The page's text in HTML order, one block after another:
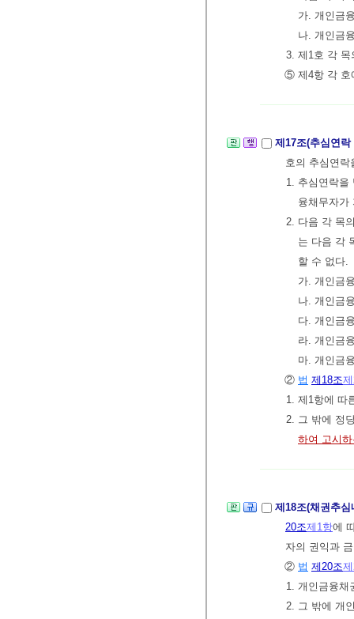
가. 개인금
나. 개인금
3. 제1호 각 목
⑤ 제4항 각 호
제17조(추심연
호의 추심연
1. 추심연락을
융채무자가
2. 다음 각 목
는 다음 각
할 수 없다.
가. 개인금
나. 개인금
다. 개인금
라. 개인금
마. 개인금
② 법 제18조
1. 제1항에 따
2. 그 밖에 정
하여 고시
제18조(채권추
20조제1항에
자의 권익과
② 법 제20조
1. 개인금융채
2. 그 밖에 개